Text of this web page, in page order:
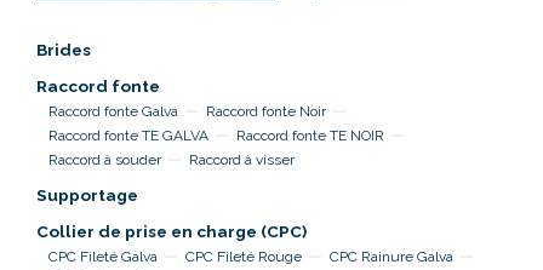
Brides
Raccord fonte
Raccord fonte Galva
Raccord fonte Noir
Raccord fonte TE GALVA
Raccord fonte TE NOIR
Raccord à souder
Raccord à visser
Supportage
Collier de prise en charge (CPC)
CPC Fileté Galva CPC Fileté Rouge
CPC Rainure Galva